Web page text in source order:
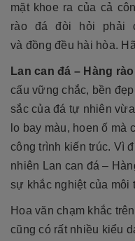
mặt khoe ra của cả
rào đá đòi hỏi phải
và đồng đều hài hòa.
Lan can đá – Hàng
cấu vững chắc, bền
sắc của đá tự nhiên
lo bay màu, hoen ố mà
công trình kiến trúc. Vì
nhiên Lan can đá –
sự khắc nghiệt của môi
Hoa văn chạm khắc trên
cũng có rất nhiều kiểu